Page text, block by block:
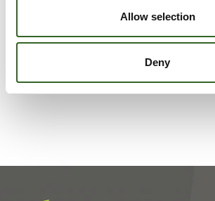
Allow selection
Deny
lajitteluohjeet